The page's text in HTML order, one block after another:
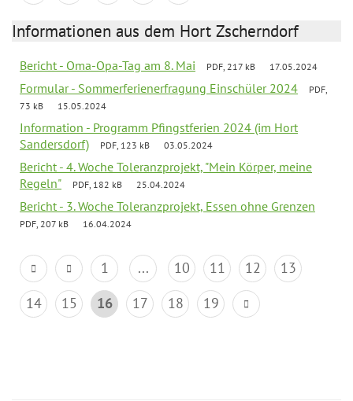
Informationen aus dem Hort Zscherndorf
Bericht - Oma-Opa-Tag am 8. Mai PDF, 217 kB 17.05.2024
Formular - Sommerferienerfragung Einschüler 2024
PDF,
73 kB
15.05.2024
Information - Programm Pfingstferien 2024 (im Hort
Sandersdorf)
PDF, 123 kB 03.05.2024
Bericht - 4. Woche Toleranzprojekt, "Mein Körper, meine
Regeln"
PDF, 182 kB 25.04.2024
Bericht - 3. Woche Toleranzprojekt, Essen ohne Grenzen
PDF, 207 kB 16.04.2024
1 ... 10 11 12
13
14
15 16 17 18 19